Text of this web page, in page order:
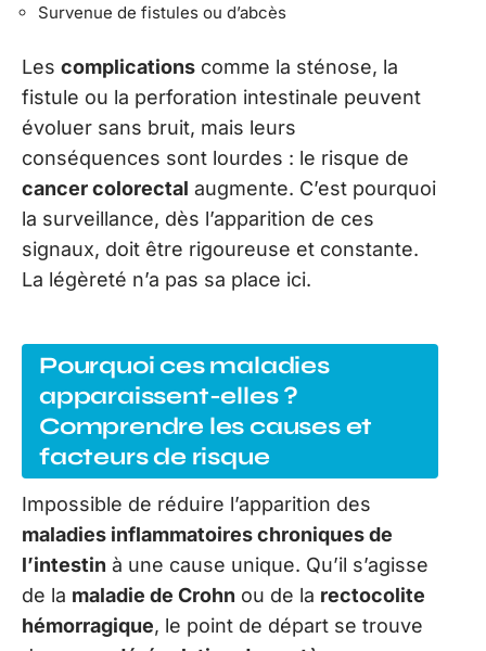
Survenue de fistules ou d’abcès
Les complications comme la sténose, la
fistule ou la perforation intestinale peuvent
évoluer sans bruit, mais leurs
conséquences sont lourdes : le risque de
cancer colorectal augmente. C’est pourquoi
la surveillance, dès l’apparition de ces
signaux, doit être rigoureuse et constante.
La légèreté n’a pas sa place ici.
Pourquoi ces maladies
apparaissent-elles ?
Comprendre les causes et
facteurs de risque
Impossible de réduire l’apparition des
maladies inflammatoires chroniques de
l’intestin à une cause unique. Qu’il s’agisse
de la maladie de Crohn ou de la rectocolite
hémorragique, le point de départ se trouve